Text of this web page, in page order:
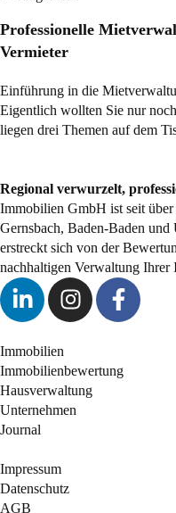
Professionelle
Vermieter
Einführung in die
Eigentlich wollten Sie nur
liegen drei Themen auf dem
Regional verwurzelt,
Immobilien GmbH ist seit über
Gernsbach, Baden-Baden
erstreckt sich von der
nachhaltigen Verwaltung Ihrer
Immobilien
Immobilienbewertung
Hausverwaltung
Unternehmen
Journal
Impressum
Datenschutz
AGB